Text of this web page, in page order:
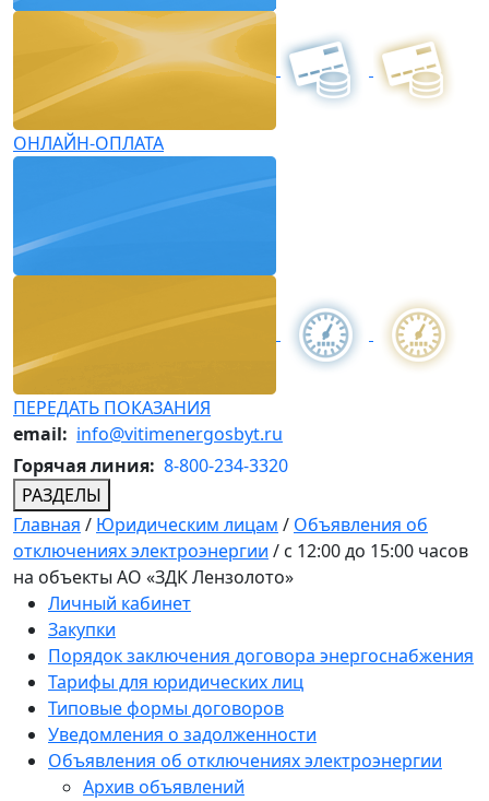
ОНЛАЙН-ОПЛАТА
ПЕРЕДАТЬ ПОКАЗАНИЯ
email: info@vitimenergosbyt.ru
Горячая линия: 8-800-234-3320
РАЗДЕЛЫ
Главная / Юридическим лицам / Объявления об
отключениях электроэнергии / с 12:00 до 15:00 часов
на объекты АО «ЗДК Лензолото»
Личный кабинет
Закупки
Порядок заключения договора энергоснабжения
Тарифы для юридических лиц
Типовые формы договоров
Уведомления о задолженности
Объявления об отключениях электроэнергии
Архив объявлений